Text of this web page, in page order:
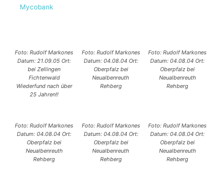
Mycobank
Foto: Rudolf Markones
Datum: 21.09.05 Ort:
bei Zellingen
Fichtenwald
Wiederfund nach über
25 Jahren!!
Foto: Rudolf Markones
Datum: 04.08.04 Ort:
Oberpfalz bei
Neualbenreuth
Rehberg
Foto: Rudolf Markones
Datum: 04.08.04 Ort:
Oberpfalz bei
Neualbenreuth
Rehberg
Foto: Rudolf Markones
Datum: 04.08.04 Ort:
Oberpfalz bei
Neualbenreuth
Rehberg
Foto: Rudolf Markones
Datum: 04.08.04 Ort:
Oberpfalz bei
Neualbenreuth
Rehberg
Foto: Rudolf Markones
Datum: 04.08.04 Ort:
Oberpfalz bei
Neualbenreuth
Rehberg